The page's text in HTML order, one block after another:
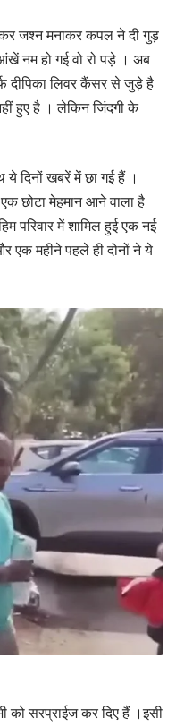
जश्न मनाकर कपल ने दी गुड़
नम हो गई वो रो पड़े । अब
दीपिका लिवर कैंसर से जुड़े है
हुए है । लेकिन जिंदगी के
दिनों खबरें में छा गई हैं ।
छोटा मेहमान आने वाला है
परिवार में शामिल हुई एक नई
महीने पहले ही दोनों ने ये
को सरप्राईज कर दिए हैं ।इसी